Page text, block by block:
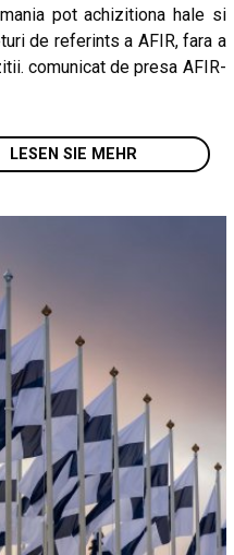
pot achizitiona hale si
de referints a AFIR, fara a
comunicat de presa AFIR-
LESEN SIE MEHR